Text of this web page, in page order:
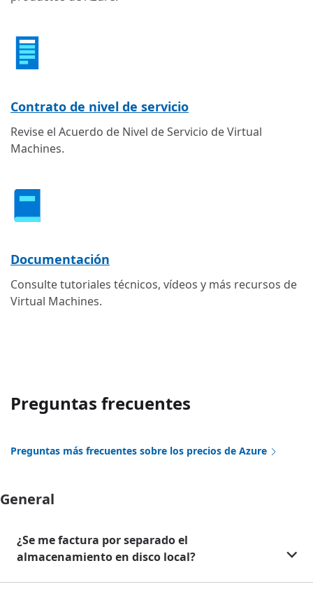
Contrato de nivel de servicio
Revise el Acuerdo de Nivel de Servicio de Virtual
Machines.
Documentación
Consulte tutoriales técnicos, vídeos y más recursos de
Virtual Machines.
Preguntas frecuentes
Preguntas más frecuentes sobre los precios de Azure
General
¿Se me factura por separado el
almacenamiento en disco local?